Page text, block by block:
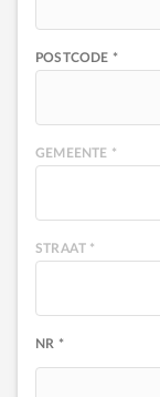
POSTCODE *
GEMEENTE *
STRAAT *
NR *